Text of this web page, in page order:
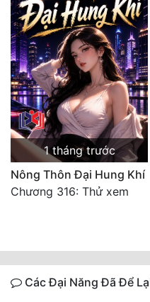
1 tháng trước
Nông Thôn Đại Hung Khí
Chương 316: Thử xem
Các Đại Năng Đã Để